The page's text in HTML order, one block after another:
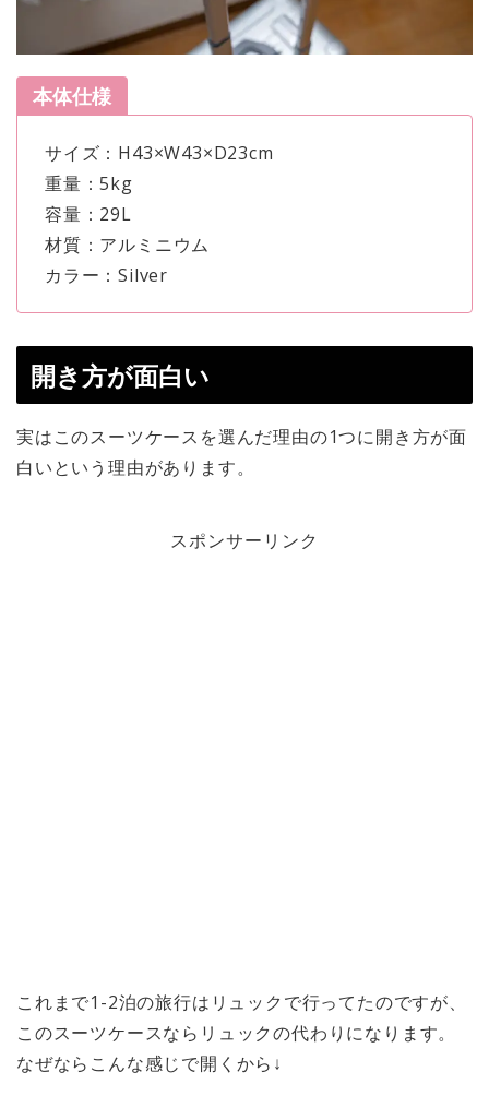
本体仕様
サイズ：H43×W43×D23cm
重量：5kg
容量：29L
材質：アルミニウム
カラー：Silver
開き方が面白い
実はこのスーツケースを選んだ理由の1つに開き方が面
白いという理由があります。
スポンサーリンク
これまで1-2泊の旅行はリュックで行ってたのですが、
このスーツケースならリュックの代わりになります。
なぜならこんな感じで開くから↓